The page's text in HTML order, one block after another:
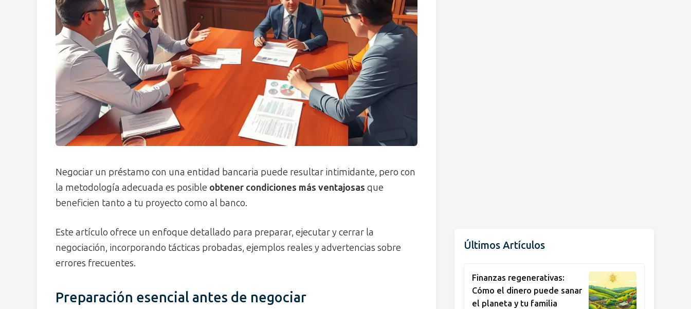
Negociar un préstamo con una entidad bancaria puede resultar intimidante, pero con
la metodología adecuada es posible obtener condiciones más ventajosas que
beneficien tanto a tu proyecto como al banco.
Este artículo ofrece un enfoque detallado para preparar, ejecutar y cerrar la
negociación, incorporando tácticas probadas, ejemplos reales y advertencias sobre
errores frecuentes.
Preparación esencial antes de negociar
Últimos Artículos
Finanzas regenerativas:
Cómo el dinero puede sanar
el planeta y tu familia